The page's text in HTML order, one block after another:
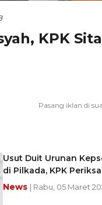
KPK
Usut Duit Urunan
di Pilkada, KPK
News | Rabu, 05 Maret